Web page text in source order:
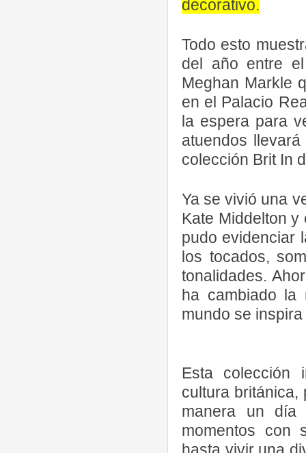
decorativo.
Todo esto
del año entre
Meghan Markle
en el Palacio
la espera para
atuendos
colección Brit In
Ya se vivió una
Kate Middelton
pudo evidenciar
los tocados,
tonalidades.
ha cambiado
mundo se
Esta colección
cultura británica,
manera un
momentos con